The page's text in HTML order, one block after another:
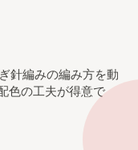
針編みの編み方を動
色の工夫が得意で